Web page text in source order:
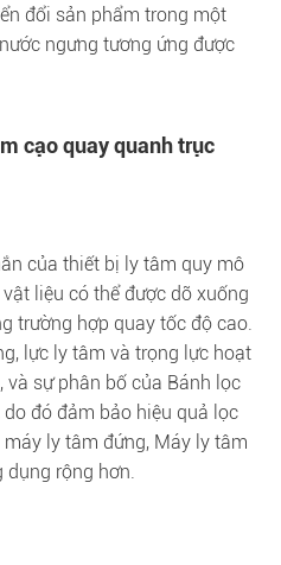
đổi sản phẩm trong một
ngưng tương ứng được
cạo quay quanh trục
của thiết bị ly tâm quy mô
liệu có thể được dỡ xuống
trường hợp quay tốc độ cao.
lực ly tâm và trọng lực hoạt
sự phân bố của Bánh lọc
đó đảm bảo hiệu quả lọc
ly tâm đứng, Máy ly tâm
dụng rộng hơn.